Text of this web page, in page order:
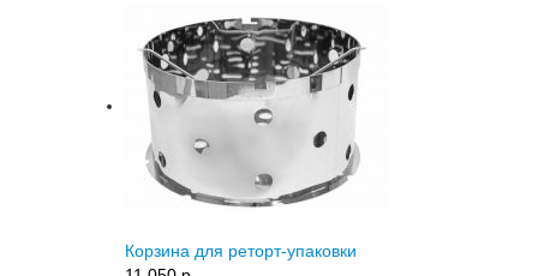
Корзина для реторт-упаковки